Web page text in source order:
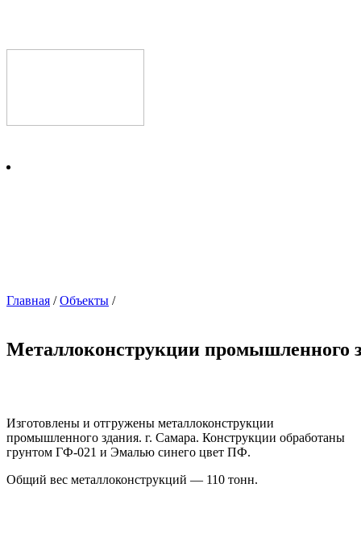
Главная /Объекты /
Металлоконструкции промышленного
Изготовлены и отгружены металлоконструкции
промышленного здания. г. Самара. Конструкции обработаны
грунтом ГФ-021 и Эмалью синего цвет ПФ.
Общий вес металлоконструкций — 110 тонн.